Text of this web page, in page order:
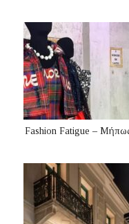
Fashion Fatigue – Μήπως